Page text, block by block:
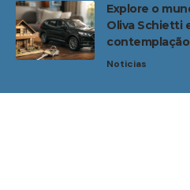
Explore o
Oliva Schietti
Noticias